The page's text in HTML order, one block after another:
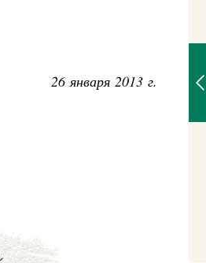
26 января 2013 г.